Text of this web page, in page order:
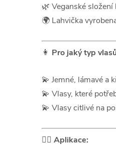
🌿 Veganské
🌍 Lahvička
👩 Pro jaký typ
💫 Jemné, lámavé a
💫 Vlasy, které
💫 Vlasy citlivé na
💆‍♀️ Aplikace: